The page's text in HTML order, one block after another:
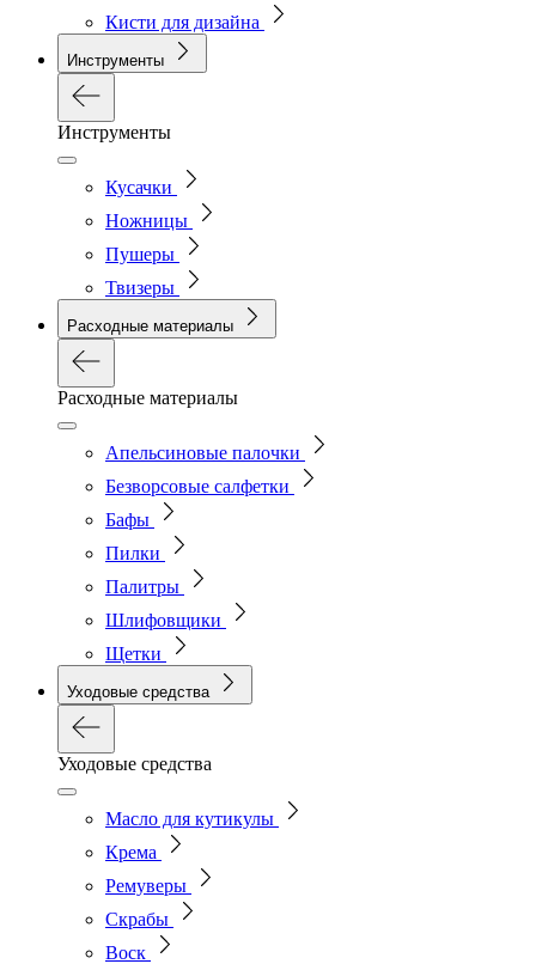
Кисти для дизайна
Инструменты
Инструменты
Кусачки
Ножницы
Пушеры
Твизеры
Расходные материалы
Расходные материалы
Апельсиновые палочки
Безворсовые салфетки
Бафы
Пилки
Палитры
Шлифовщики
Щетки
Уходовые средства
Уходовые средства
Масло для кутикулы
Крема
Ремуверы
Скрабы
Воск